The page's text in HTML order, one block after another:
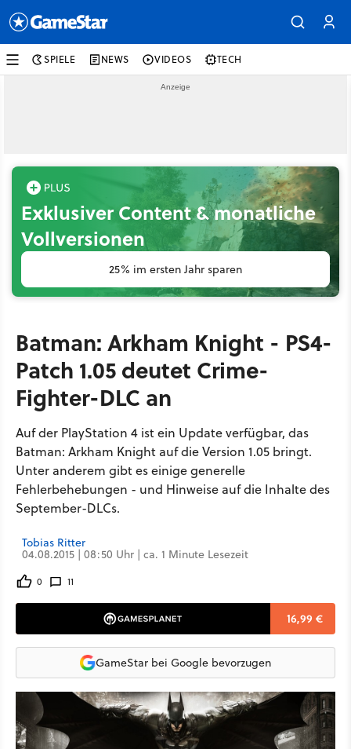
SPIELE NEWS VIDEOS TECH
Exklusiver Content & monatliche
Vollversionen
25% im ersten Jahr sparen
Batman: Arkham Knight - PS4-
Patch 1.05 deutet Crime-
Fighter-DLC an
Auf der PlayStation 4 ist ein Update verfügbar, das
Batman: Arkham Knight auf die Version 1.05 bringt.
Unter anderem gibt es einige generelle
Fehlerbehebungen - und Hinweise auf die Inhalte des
September-DLCs.
Tobias Ritter
04.08.2015 | 08:50 Uhr | ca. 1 Minute Lesezeit
0 11
16,99 €
GameStar bei Google bevorzugen